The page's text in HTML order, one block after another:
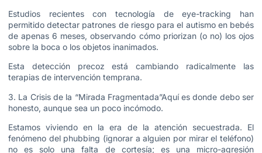
Estudios recientes con tecnología de eye-tracking han
permitido detectar patrones de riesgo para el autismo en bebés
de apenas 6 meses, observando cómo priorizan (o no) los ojos
sobre la boca o los objetos inanimados.
Esta detección precoz está cambiando radicalmente las
terapias de intervención temprana.
3. La Crisis de la “Mirada Fragmentada”Aquí es donde debo ser
honesto, aunque sea un poco incómodo.
Estamos viviendo en la era de la atención secuestrada. El
fenómeno del phubbing (ignorar a alguien por mirar el teléfono)
no es solo una falta de cortesía; es una micro-agresión